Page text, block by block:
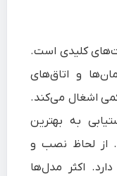
کلیدی است.
و اتاق‌های
اشغال می‌کند.
به بهترین
از لحاظ نصب و
اکثر مدل‌ها